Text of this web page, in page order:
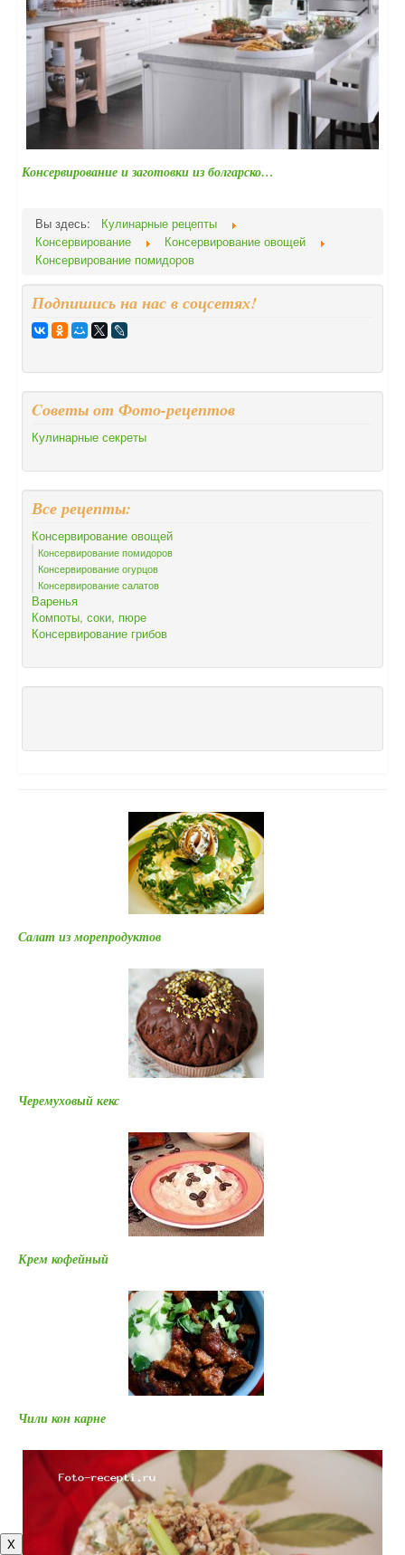
Консервирование и заготовки из болгарско…
Вы здесь:
Кулинарные рецепты
Консервирование
Консервирование овощей
Консервирование помидоров
Подпишись на нас в соцсетях!
Cоветы от Фото-рецептов
Кулинарные секреты
Все рецепты:
Консервирование овощей
Консервирование помидоров
Консервирование огурцов
Консервирование салатов
Варенья
Компоты, соки, пюре
Консервирование грибов
X
Салат из морепродуктов
Черемуховый кекс
Крем кофейный
Чили кон карне